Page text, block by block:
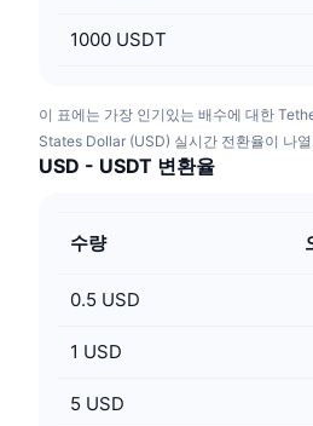
1000 USDT
이 표에는 가장 인기있는 배수에 대한
States Dollar (USD) 실시간 전환율이 나
USD - USDT 변환율
수량
0.5 USD
1 USD
5 USD